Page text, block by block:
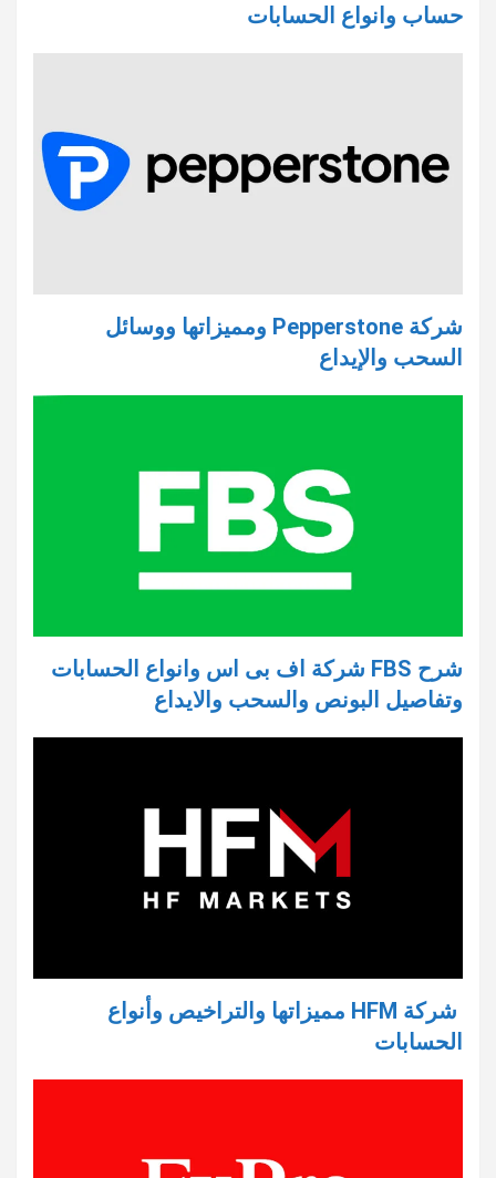
حساب وانواع الحسابات
شركة Pepperstone ومميزاتها ووسائل
السحب والإيداع
شرح FBS شركة اف بى اس وانواع الحسابات
وتفاصيل البونص والسحب والايداع
شركة HFM مميزاتها والتراخيص وأنواع
الحسابات